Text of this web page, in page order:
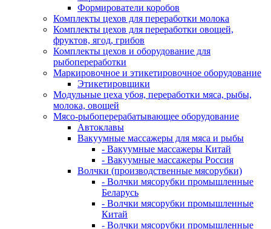
Формирователи коробов
Комплекты цехов для переработки молока
Комплекты цехов для переработки овощей,
фруктов, ягод, грибов
Комплекты цехов и оборудование для
рыбопереработки
Маркировочное и этикетировочное оборудование
Этикетировщики
Модульные цеха убоя, переработки мяса, рыбы,
молока, овощей
Мясо-рыбоперерабатывающее оборудование
Автоклавы
Вакуумные массажеры для мяса и рыбы
- Вакуумные массажеры Китай
- Вакуумные массажеры Россия
Волчки (производственные мясорубки)
- Волчки мясорубки промышленные
Беларусь
- Волчки мясорубки промышленные
Китай
- Волчки мясорубки промышленные